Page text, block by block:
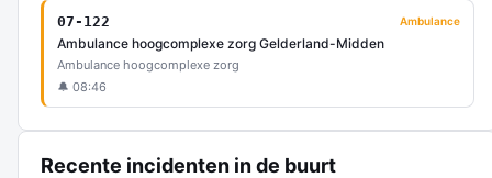
07-122 Ambulance
Ambulance hoogcomplexe zorg Gelderland-Midden
Ambulance hoogcomplexe zorg
🔔 08:46
Recente incidenten in de buurt